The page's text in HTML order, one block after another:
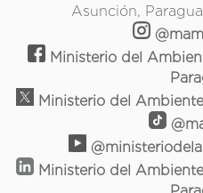
Asunción,
Ministerio del
Ministerio del
Ministerio del